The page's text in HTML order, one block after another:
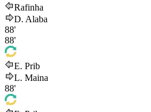
Rafinha
D. Alaba
88'
88'
E. Prib
L. Maina
88'